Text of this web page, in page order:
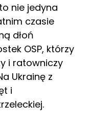
nie jedyna
czasie
dłoń
OSP, którzy
i ratowniczy
Ukrainę z
i